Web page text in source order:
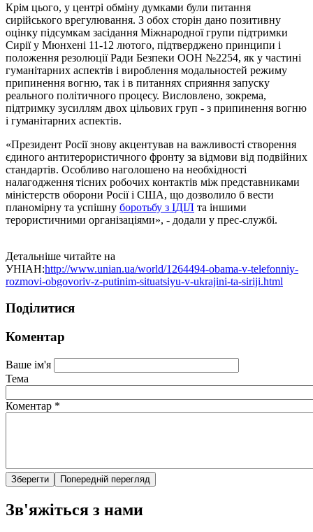
Крім цього, у центрі обміну думками були питання
сирійського врегулювання. З обох сторін дано позитивну
оцінку підсумкам засідання Міжнародної групи підтримки
Сирії у Мюнхені 11-12 лютого, підтверджено принципи і
положення резолюції Ради Безпеки ООН №2254, як у частині
гуманітарних аспектів і вироблення модальностей режиму
припинення вогню, так і в питаннях сприяння запуску
реального політичного процесу. Висловлено, зокрема,
підтримку зусиллям двох цільових груп - з припинення вогню
і гуманітарних аспектів.
«Президент Росії знову акцентував на важливості створення
єдиного антитерористичного фронту за відмови від подвійних
стандартів. Особливо наголошено на необхідності
налагодження тісних робочих контактів між представниками
міністерств оборони Росії і США, що дозволило б вести
планомірну та успішну боротьбу з ІДІЛ та іншими
терористичними організаціями», - додали у прес-службі.
Детальніше читайте на
УНІАН:http://www.unian.ua/world/1264494-obama-v-telefonniy-
rozmovi-obgovoriv-z-putinim-situatsiyu-v-ukrajini-ta-siriji.html
Поділитися
Коментар
Ваше ім'я
Тема
Коментар *
Зв'яжіться з нами